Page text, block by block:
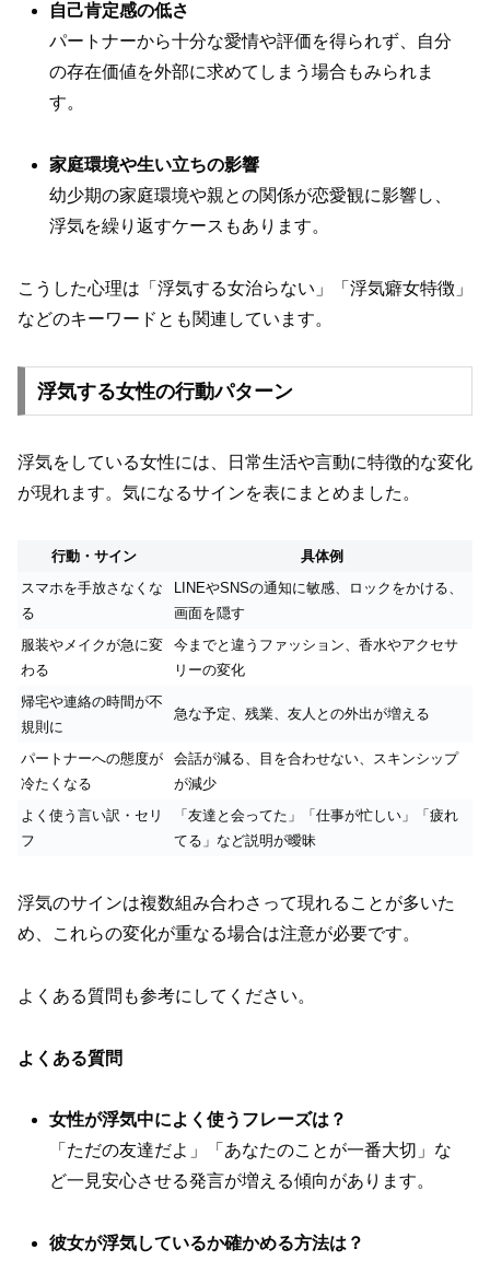
自己肯定感の低さ
パートナーから十分な愛情や評価を得られず、自分
の存在価値を外部に求めてしまう場合もみられま
す。
家庭環境や生い立ちの影響
幼少期の家庭環境や親との関係が恋愛観に影響し、
浮気を繰り返すケースもあります。
こうした心理は「浮気する女治らない」「浮気癖女特徴」
などのキーワードとも関連しています。
浮気する女性の行動パターン
浮気をしている女性には、日常生活や言動に特徴的な変化
が現れます。気になるサインを表にまとめました。
行動・サイン
具体例
スマホを手放さなくな
る
LINEやSNSの通知に敏感、ロックをかける、
画面を隠す
服装やメイクが急に変
わる
今までと違うファッション、香水やアクセサ
リーの変化
帰宅や連絡の時間が不
規則に
急な予定、残業、友人との外出が増える
パートナーへの態度が
冷たくなる
会話が減る、目を合わせない、スキンシップ
が減少
よく使う言い訳・セリ
フ
「友達と会ってた」「仕事が忙しい」「疲れ
てる」など説明が曖昧
浮気のサインは複数組み合わさって現れることが多いた
め、これらの変化が重なる場合は注意が必要です。
よくある質問も参考にしてください。
よくある質問
女性が浮気中によく使うフレーズは？
「ただの友達だよ」「あなたのことが一番大切」な
ど一見安心させる発言が増える傾向があります。
彼女が浮気しているか確かめる方法は？